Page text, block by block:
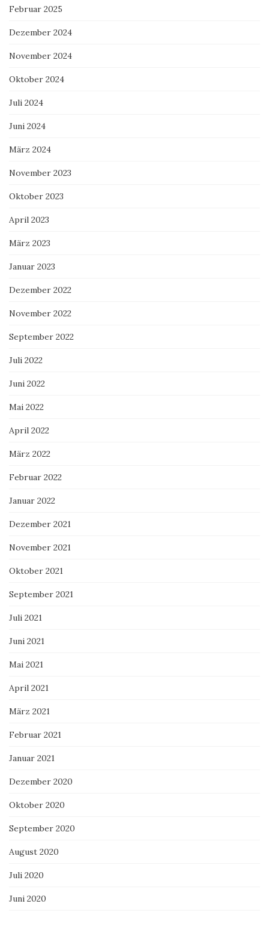
Februar 2025
Dezember 2024
November 2024
Oktober 2024
Juli 2024
Juni 2024
März 2024
November 2023
Oktober 2023
April 2023
März 2023
Januar 2023
Dezember 2022
November 2022
September 2022
Juli 2022
Juni 2022
Mai 2022
April 2022
März 2022
Februar 2022
Januar 2022
Dezember 2021
November 2021
Oktober 2021
September 2021
Juli 2021
Juni 2021
Mai 2021
April 2021
März 2021
Februar 2021
Januar 2021
Dezember 2020
Oktober 2020
September 2020
August 2020
Juli 2020
Juni 2020